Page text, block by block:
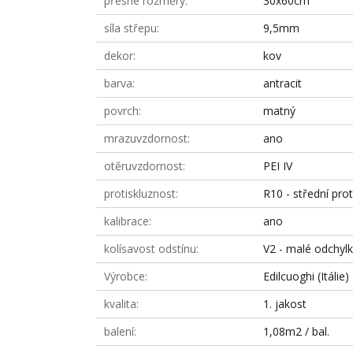
síla střepu
9,5mm
dekor
kov
barva
antracit
povrch
matný
mrazuvzdornost
ano
otěruvzdornost
PEI IV
protiskluznost
R10 - střední
kalibrace
ano
kolísavost odstínu
V2 - malé
Výrobce
Edilcuoghi (Itálie)
kvalita
1. jakost
balení
1,08m2 / bal.